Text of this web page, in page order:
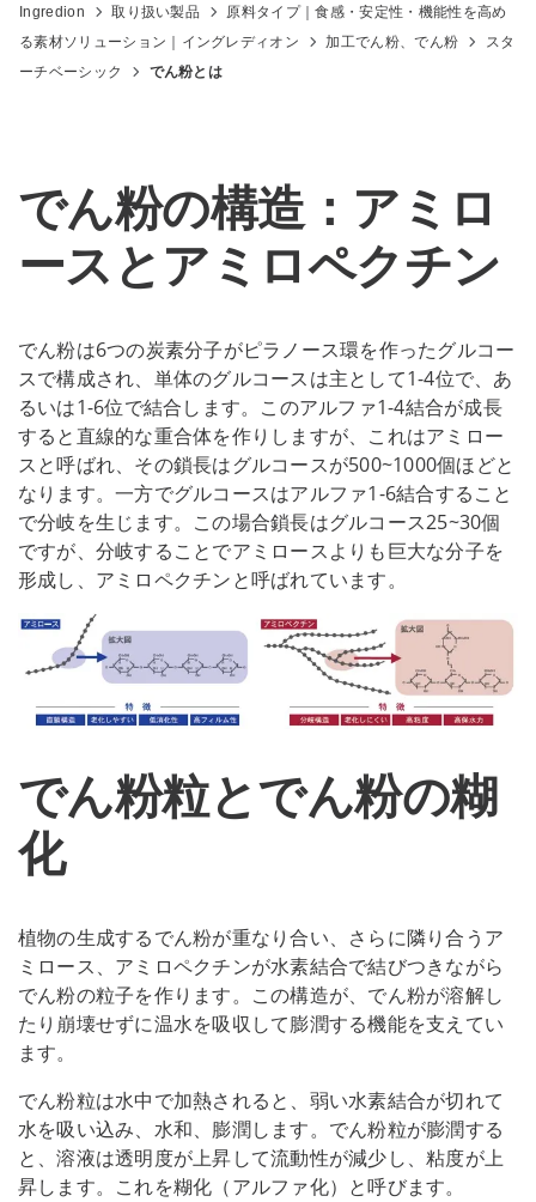
Ingredion 取り扱い製品
原料タイプ｜食感・安定性・機能性を高め
る素材ソリューション｜イングレディオン
加工でん粉、でん粉
スタ
ーチベーシック
でん粉とは
でん粉の構造：アミロ
ースとアミロペクチン
でん粉は6つの炭素分子がピラノース環を作ったグルコー
スで構成され、単体のグルコースは主として1-4位で、あ
るいは1-6位で結合します。このアルファ1-4結合が成長
すると直線的な重合体を作りしますが、これはアミロー
スと呼ばれ、その鎖長はグルコースが500~1000個ほどと
なります。一方でグルコースはアルファ1-6結合すること
で分岐を生じます。この場合鎖長はグルコース25~30個
ですが、分岐することでアミロースよりも巨大な分子を
形成し、アミロペクチンと呼ばれています。
でん粉粒とでん粉の糊
化
植物の生成するでん粉が重なり合い、さらに隣り合うア
ミロース、アミロペクチンが水素結合で結びつきながら
でん粉の粒子を作ります。この構造が、でん粉が溶解し
たり崩壊せずに温水を吸収して膨潤する機能を支えてい
ます。
でん粉粒は水中で加熱されると、弱い水素結合が切れて
水を吸い込み、水和、膨潤します。でん粉粒が膨潤する
と、溶液は透明度が上昇して流動性が減少し、粘度が上
昇します。これを糊化（アルファ化）と呼びます。